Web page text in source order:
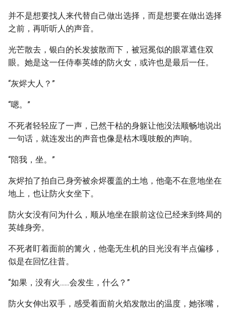
并不是想要找人来代替自己做出选择，而是想要在做出选择
之前，再听听人的声音。
光芒散去，银白的长发披散而下，被冠冕似的眼罩遮住双
眼。她是这一任侍奉英雄的防火女，或许也是最后一任。
“灰烬大人？”
“嗯。”
不死者轻轻应了一声，已然干枯的身躯让他没法顺畅地说出
一句话，就连发出的声音也像是枯木嘎吱般的声响。
“陪我，坐。”
灰烬拍了拍自己身旁被余烬覆盖的土地，他毫不在意地坐在
地上，也让防火女坐下。
防火女没有问为什么，顺从地坐在眼前这位已经来到终局的
英雄身旁。
不死者盯着面前的篝火，他毫无生机的目光没有半点偏移，
似是在回忆往昔。
“如果，没有火......会发生，什么？”
防火女伸出双手，感受着面前火焰发散出的温度，她张嘴，